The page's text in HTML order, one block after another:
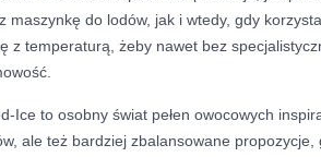
maszynkę do lodów, jak i wtedy, gdy
z temperaturą, żeby nawet bez
Ice to osobny świat pełen owocowych
ale też bardziej zbalansowane